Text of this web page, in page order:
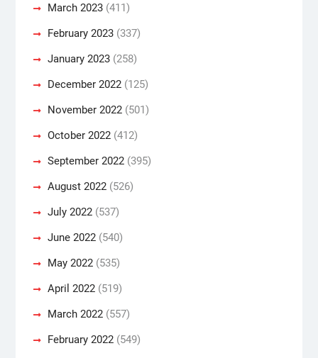
March 2023(411)
February 2023(337)
January 2023(258)
December 2022(125)
November 2022(501)
October 2022(412)
September 2022(395)
August 2022(526)
July 2022(537)
June 2022(540)
May 2022(535)
April 2022(519)
March 2022(557)
February 2022(549)